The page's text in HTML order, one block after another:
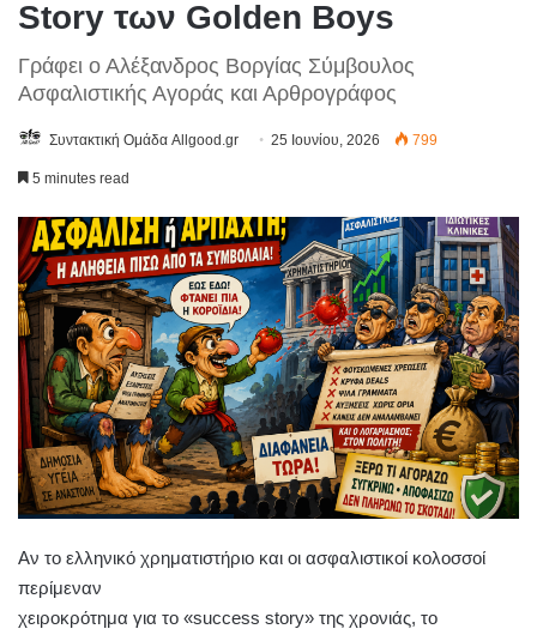
Story των Golden Boys
Γράφει ο Αλέξανδρος Βοργίας Σύμβουλος
Ασφαλιστικής Αγοράς και Αρθρογράφος
Συντακτική Ομάδα Allgood.gr 25 Ιουνίου, 2026 799
5 minutes read
Αν το ελληνικό χρηματιστήριο και οι ασφαλιστικοί κολοσσοί
περίμεναν
χειροκρότημα για το «success story» της χρονιάς, το